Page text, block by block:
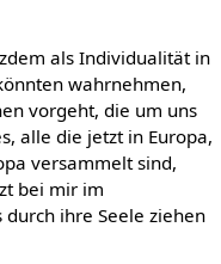
als Individualität in
wahrnehmen,
vorgeht, die um uns
alle die jetzt in Europa,
versammelt sind,
bei mir im
ihre Seele ziehen